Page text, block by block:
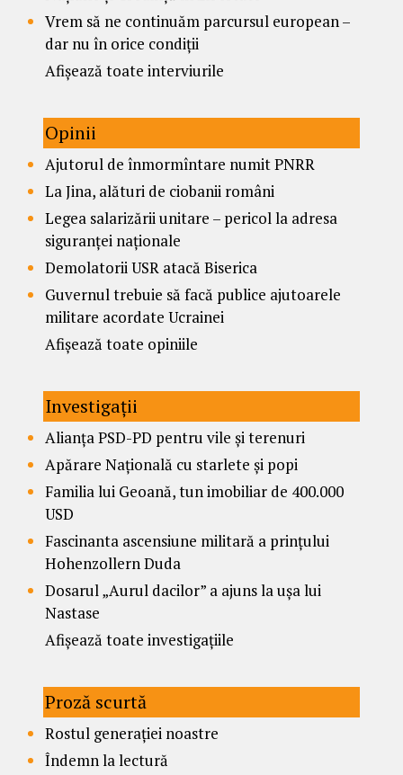
Vrem să ne continuăm parcursul european –
dar nu în orice condiții
Afișează toate interviurile
Opinii
Ajutorul de înmormîntare numit PNRR
La Jina, alături de ciobanii români
Legea salarizării unitare – pericol la adresa
siguranței naționale
Demolatorii USR atacă Biserica
Guvernul trebuie să facă publice ajutoarele
militare acordate Ucrainei
Afișează toate opiniile
Investigații
Alianța PSD-PD pentru vile și terenuri
Apărare Națională cu starlete și popi
Familia lui Geoană, tun imobiliar de 400.000
USD
Fascinanta ascensiune militară a prințului
Hohenzollern Duda
Dosarul „Aurul dacilor” a ajuns la ușa lui
Nastase
Afișează toate investigațiile
Proză scurtă
Rostul generației noastre
Îndemn la lectură